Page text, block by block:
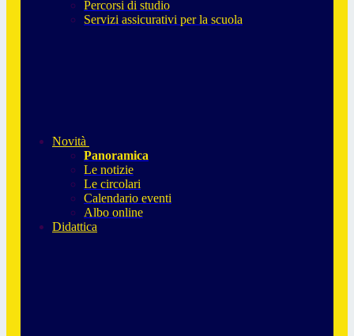
Percorsi di studio
Servizi assicurativi per la scuola
Novità
Panoramica
Le notizie
Le circolari
Calendario eventi
Albo online
Didattica